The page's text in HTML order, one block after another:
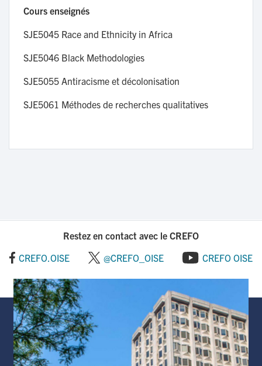
Cours enseignés
SJE5045 Race and Ethnicity in Africa
SJE5046 Black Methodologies
SJE5055 Antiracisme et décolonisation
SJE5061 Méthodes de recherches qualitatives
Restez en contact avec le CREFO
CREFO.OISE
@CREFO_OISE CREFO OISE